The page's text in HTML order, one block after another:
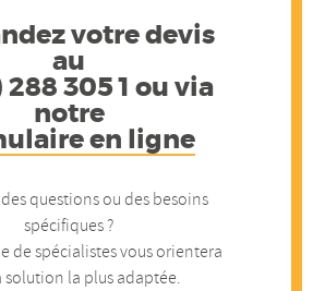
votre devis
au
288 305 1 ou via
notre
en ligne
des questions ou des besoins
spécifiques ?
de spécialistes vous orientera
solution la plus adaptée.